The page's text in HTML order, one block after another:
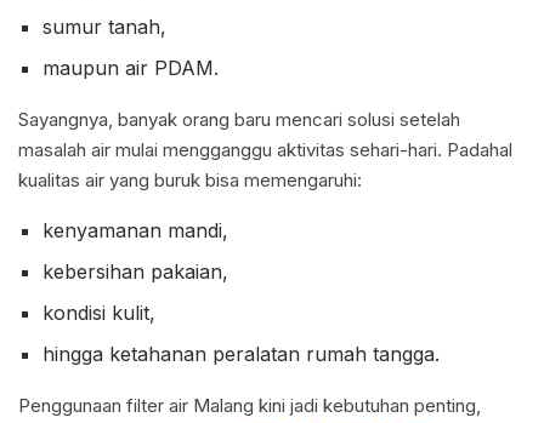
sumur tanah,
maupun air PDAM.
Sayangnya, banyak orang baru mencari solusi setelah
masalah air mulai mengganggu aktivitas sehari-hari. Padahal
kualitas air yang buruk bisa memengaruhi:
kenyamanan mandi,
kebersihan pakaian,
kondisi kulit,
hingga ketahanan peralatan rumah tangga.
Penggunaan filter air Malang kini jadi kebutuhan penting,